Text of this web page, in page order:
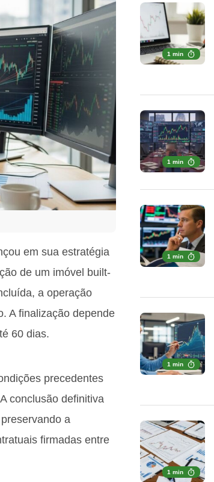
em sua estratégia
de um imóvel built-
a operação
A finalização depende
60 dias.
precedentes
conclusão definitiva
a
firmadas entre
1 min
1 min
1 min
1 min
1 min